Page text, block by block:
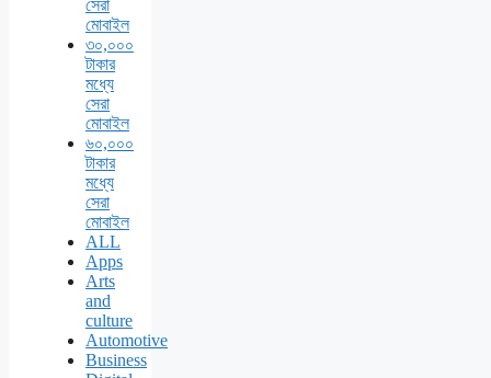
সেরা
মোবাইল
৩০,০০০
টাকার
মধ্যে
সেরা
মোবাইল
৬০,০০০
টাকার
মধ্যে
সেরা
মোবাইল
ALL
Apps
Arts
and
culture
Automotive
Business